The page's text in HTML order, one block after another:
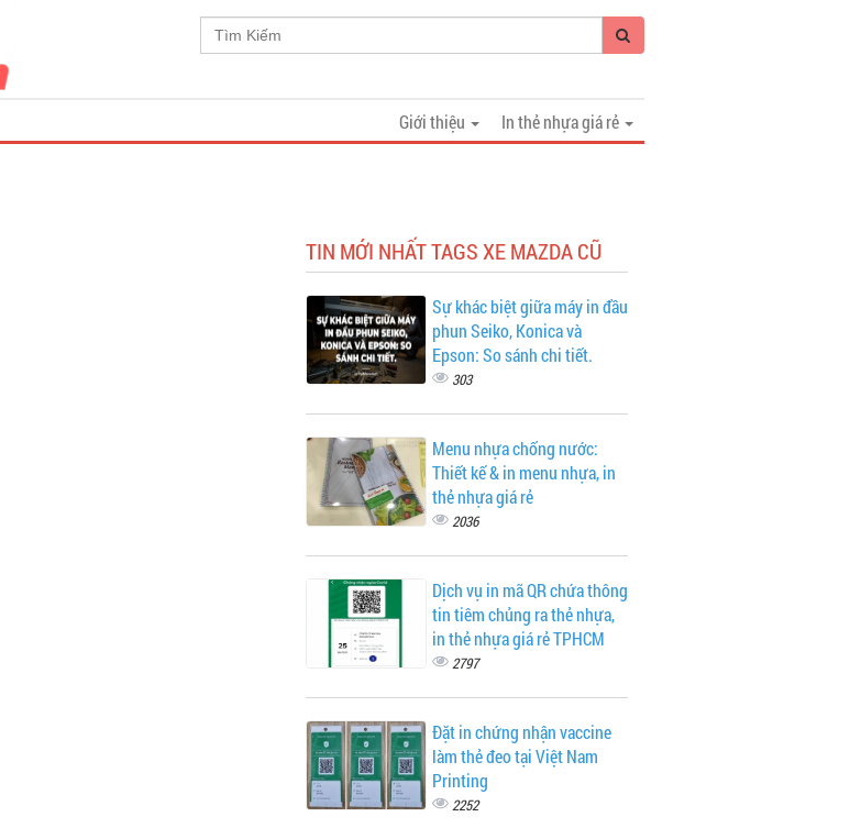
In thẻ nhựa giá rẻ
Giới thiệu
TIN MỚI NHẤT TAGS XE MAZDA CŨ
Sự khác biệt giữa máy in đầu
phun Seiko, Konica và
Epson: So sánh chi tiết.
303
Menu nhựa chống nước:
Thiết kế & in menu nhựa, in
thẻ nhựa giá rẻ
2036
Dịch vụ in mã QR chứa thông
tin tiêm chủng ra thẻ nhựa,
in thẻ nhựa giá rẻ TPHCM
2797
Đặt in chứng nhận vaccine
làm thẻ đeo tại Việt Nam
Printing
2252